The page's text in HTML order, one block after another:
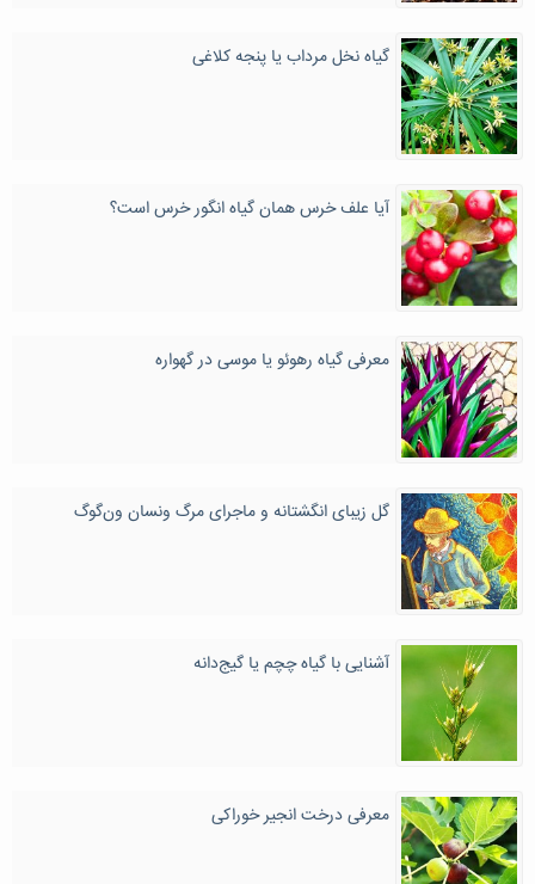
گیاه نخل مرداب یا پنجه کلاغی
آیا علف خرس همان گیاه انگور خرس است؟
معرفی گیاه رهوئو یا موسی در گهواره
گل زیبای انگشتانه و ماجرای مرگ ونسان ون‌گوگ
آشنایی با گیاه چچم یا گیج‌دانه
معرفی درخت انجیر خوراکی